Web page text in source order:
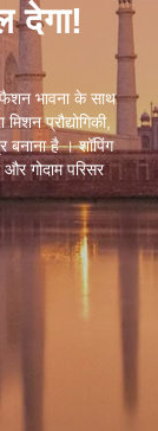
देगा!
भावना के साथ
प्रौद्योगिकी,
है । शॉपिंग
गोदाम परिसर